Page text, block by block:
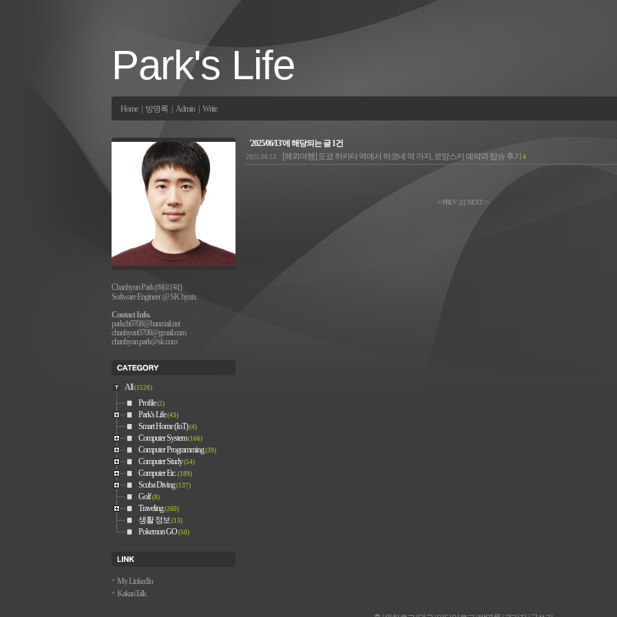
Park's Life
Home 방명록 Admin Write
'2025/06/13'에 해당되는 글 1건
2025.06.13 [해외여행] 도쿄 하카타 역에서 하코네 역 까지, 로망스카 예약과 탑승 후기 4
<< PREV : [1] : NEXT >>
Chanhyun Park (해리팍)
Software Engineer @ SK hynix
Contact Info.
parkch0708@hanmail.net
chanhyun0708@gmail.com
chanhyun.park@sk.com
All(1526)
Profile(2)
Park's Life(43)
Smart Home (IoT)(4)
Computer System(166)
Computer Programming(39)
Computer Study(54)
Computer Etc. (189)
Scuba Diving(137)
Golf(8)
Traveling(260)
생활 정보 (13)
Pokemon GO(50)
My LinkedIn
KakaoTalk